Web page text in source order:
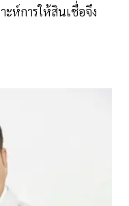
ะห์การให้สินเชื่อจึง